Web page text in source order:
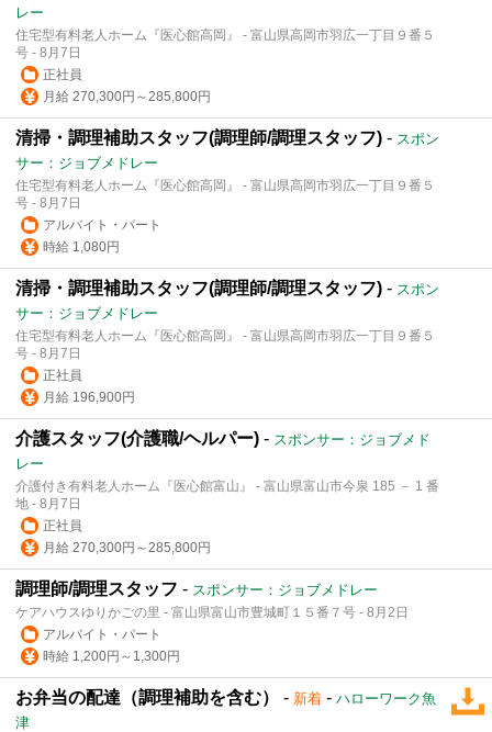
レー
住宅型有料老人ホーム『医心館高岡』 - 富山県高岡市羽広一丁目９番５
号 - 8月7日
正社員
月給 270,300円～285,800円
清掃・調理補助スタッフ(調理師/調理スタッフ) - スポン
サー：ジョブメドレー
住宅型有料老人ホーム『医心館高岡』 - 富山県高岡市羽広一丁目９番５
号 - 8月7日
アルバイト・パート
時給 1,080円
清掃・調理補助スタッフ(調理師/調理スタッフ) - スポン
サー：ジョブメドレー
住宅型有料老人ホーム『医心館高岡』 - 富山県高岡市羽広一丁目９番５
号 - 8月7日
正社員
月給 196,900円
介護スタッフ(介護職/ヘルパー) - スポンサー：ジョブメド
レー
介護付き有料老人ホーム『医心館富山』 - 富山県富山市今泉 185 － 1 番
地 - 8月7日
正社員
月給 270,300円～285,800円
調理師/調理スタッフ - スポンサー：ジョブメドレー
ケアハウスゆりかごの里 - 富山県富山市豊城町１５番７号 - 8月2日
アルバイト・パート
時給 1,200円～1,300円
お弁当の配達（調理補助を含む） - 新着 - ハローワーク魚
津